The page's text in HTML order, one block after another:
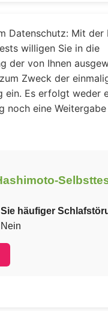
Datenschutz: Mit der
willigen Sie in die
der von Ihnen
Zweck der
ein. Es erfolgt weder
noch eine
Sie häufiger
Nein